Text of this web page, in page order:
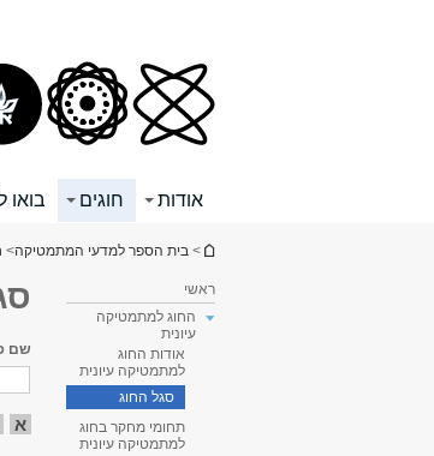
אודות חוגים בואו
הינך נמצא כאן
> בית הספר למדעי המתמטיקה>
ראשי
החוג למתמטיקה
עיונית
אודות החוג
למתמטיקה עיונית
סגל החוג
תחומי מחקר בחוג
למתמטיקה עיונית
שם
א